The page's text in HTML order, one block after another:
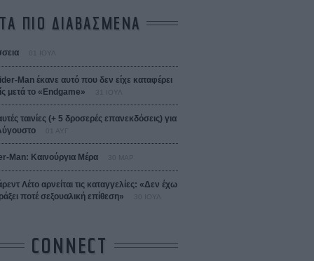
ΤΑ ΠΙΟ ΔΙΑΒΑΣΜΕΝΑ
Man έκανε αυτό που δεν είχε καταφέρει
μετά το «Endgame»
ταινίες (+ 5 δροσερές επανεκδόσεις) για
Man: Καινούργια Μέρα 30 ΜΑΡ
Λέτο αρνείται τις καταγγελίες: «Δεν έχω
ποτέ σεξουαλική επίθεση»
CONNECT